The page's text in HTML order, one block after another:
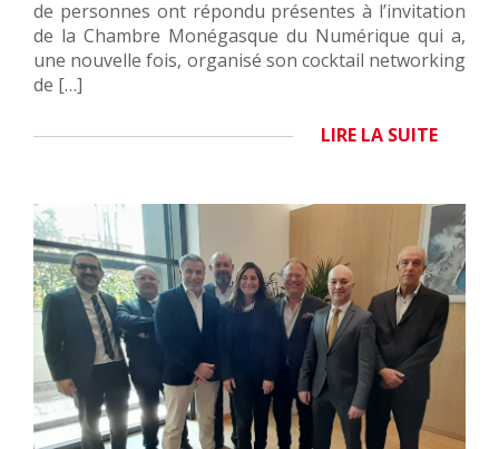
de personnes ont répondu présentes à l’invitation
de la Chambre Monégasque du Numérique qui a,
une nouvelle fois, organisé son cocktail networking
de […]
LIRE LA SUITE